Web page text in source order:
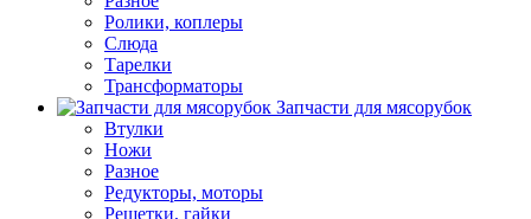
Ролики, коплеры
Слюда
Тарелки
Трансформаторы
Запчасти для мясорубок
Втулки
Ножи
Разное
Редукторы, моторы
Решетки, гайки